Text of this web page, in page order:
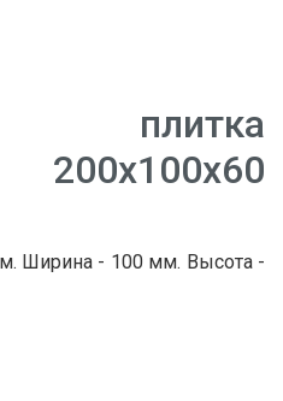
плитка
Ширина - 100 мм. Высота -